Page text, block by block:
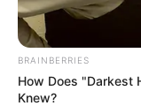
Umur:
26 Tahun
BRAINBERRIES
How Does "Darkest
Knew?